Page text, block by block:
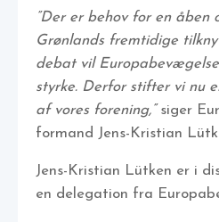
”Der er behov for en
Grønlands fremtidige
debat vil
styrke. Derfor stifter vi nu
af vores forening,”siger
formand Jens-Kristian
Jens-Kristian Lütken er i
en delegation fra